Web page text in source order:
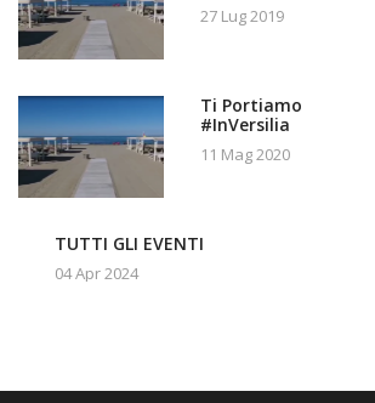
27 Lug 2019
Ti Portiamo
#InVersilia
11 Mag 2020
TUTTI GLI EVENTI
04 Apr 2024